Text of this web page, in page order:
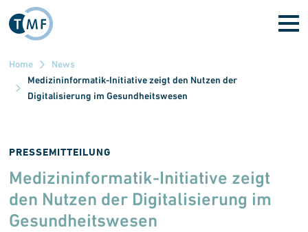
Direkt zum Inhalt
Home
News
Medizininformatik-Initiative zeigt den Nutzen der
Digitalisierung im Gesundheitswesen
PRESSEMITTEILUNG
Medizininformatik-Initiative zeigt
den Nutzen der Digitalisierung im
Gesundheitswesen